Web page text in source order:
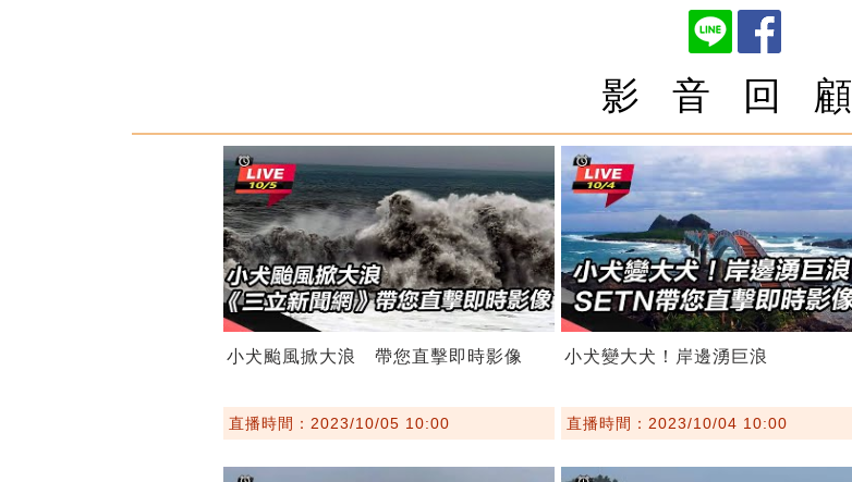
影 音 回 顧
小犬颱風掀大浪 帶您直擊即時影像
直播時間：2023/10/05 10:00
小犬變大犬！岸邊湧巨浪
直播時間：2023/10/04 10:00